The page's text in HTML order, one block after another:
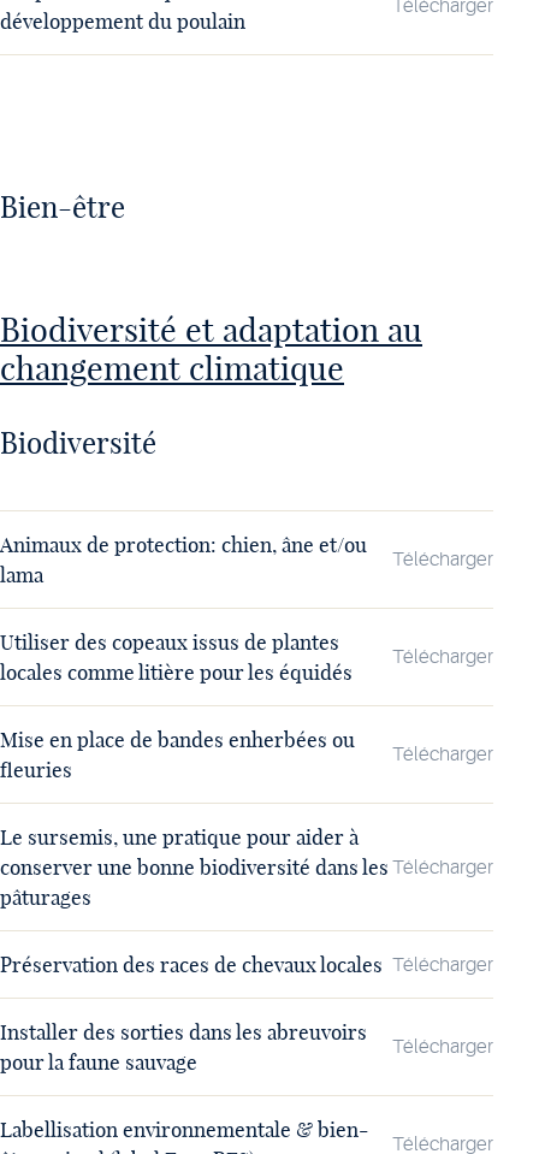
développement du poulain
Télécharger
Bien-être
Biodiversité et adaptation au
changement climatique
Biodiversité
Animaux de protection: chien, âne et/ou
lama
Télécharger
Utiliser des copeaux issus de plantes
locales comme litière pour les équidés
Télécharger
Mise en place de bandes enherbées ou
fleuries
Télécharger
Le sursemis, une pratique pour aider à
conserver une bonne biodiversité dans les
pâturages
Télécharger
Préservation des races de chevaux locales Télécharger
Installer des sorties dans les abreuvoirs
pour la faune sauvage
Télécharger
Labellisation environnementale & bien-
Télécharger